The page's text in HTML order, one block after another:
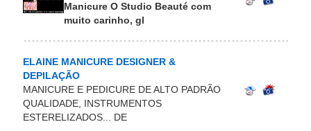
Manicure O Studio Beauté com
muito carinho, gl
ELAINE MANICURE DESIGNER &
DEPILAÇÃO
MANICURE E PEDICURE DE ALTO PADRÃO
QUALIDADE, INSTRUMENTOS
ESTERELIZADOS... DE